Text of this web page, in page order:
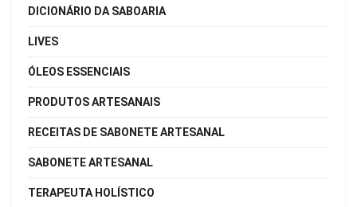
DICIONÁRIO DA SABOARIA
LIVES
ÓLEOS ESSENCIAIS
PRODUTOS ARTESANAIS
RECEITAS DE SABONETE ARTESANAL
SABONETE ARTESANAL
TERAPEUTA HOLÍSTICO